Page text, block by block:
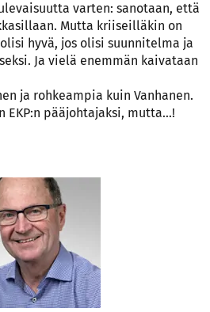
varten: sanotaan, että
Mutta kriiseilläkin on
hyvä, jos olisi suunnitelma ja
Ja vielä enemmän kaivataan
ja rohkeampia kuin Vanhanen.
pääjohtajaksi, mutta…!